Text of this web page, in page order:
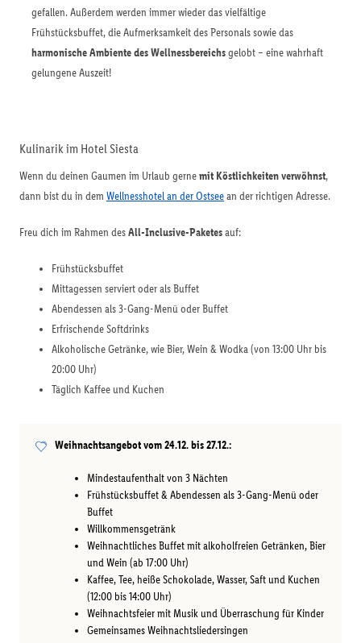
gefallen. Außerdem werden immer wieder das vielfältige
Frühstücksbuffet, die Aufmerksamkeit des Personals sowie das
harmonische Ambiente des Wellnessbereichsgelobt – eine wahrhaft
gelungene Auszeit!
Kulinarik im Hotel Siesta
Wenn du deinen Gaumen im Urlaub gernemit Köstlichkeiten verwöhnst,
dann bist du in dem Wellnesshotel an der Ostseean der richtigen Adresse.
Freu dich im Rahmen desAll-Inclusive-Paketesauf:
Frühstücksbuffet
Mittagessen serviert oder als Buffet
Abendessen als 3-Gang-Menü oder Buffet
Erfrischende Softdrinks
Alkoholische Getränke, wie Bier, Wein & Wodka (von 13:00 Uhr bis
20:00 Uhr)
Täglich Kaffee und Kuchen
Weihnachtsangebot vom 24.12. bis 27.12.:
Mindestaufenthalt von 3 Nächten
Frühstücksbuffet & Abendessen als 3-Gang-Menü oder
Buffet
Willkommensgetränk
Weihnachtliches Buffet mit alkoholfreien Getränken, Bier
und Wein (ab 17:00 Uhr)
Kaffee, Tee, heiße Schokolade, Wasser, Saft und Kuchen
(12:00 bis 14:00 Uhr)
Weihnachtsfeier mit Musik und Überraschung für Kinder
Gemeinsames Weihnachtsliedersingen